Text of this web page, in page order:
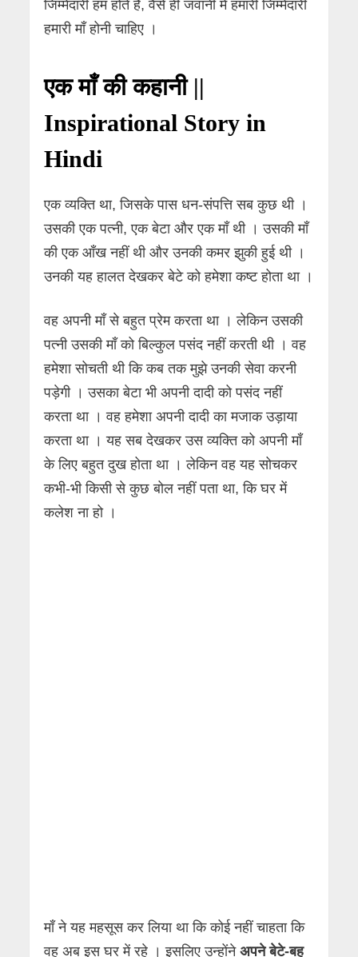
जिम्मेदारी हम होते है, वैसे ही जवानी में हमारी जिम्मेदारी
हमारी माँ होनी चाहिए ।
एक माँ की कहानी ||
Inspirational Story in
Hindi
एक व्यक्ति था, जिसके पास धन-संपत्ति सब कुछ थी ।
उसकी एक पत्नी, एक बेटा और एक माँ थी । उसकी माँ
की एक आँख नहीं थी और उनकी कमर झुकी हुई थी ।
उनकी यह हालत देखकर बेटे को हमेशा कष्ट होता था ।
वह अपनी माँ से बहुत प्रेम करता था । लेकिन उसकी
पत्नी उसकी माँ को बिल्कुल पसंद नहीं करती थी । वह
हमेशा सोचती थी कि कब तक मुझे उनकी सेवा करनी
पड़ेगी । उसका बेटा भी अपनी दादी को पसंद नहीं
करता था । वह हमेशा अपनी दादी का मजाक उड़ाया
करता था । यह सब देखकर उस व्यक्ति को अपनी माँ
के लिए बहुत दुख होता था । लेकिन वह यह सोचकर
कभी-भी किसी से कुछ बोल नहीं पता था, कि घर में
कलेश ना हो ।
माँ ने यह महसूस कर लिया था कि कोई नहीं चाहता कि
वह अब इस घर में रहे । इसलिए उन्होंनेअपने बेटे-बहु